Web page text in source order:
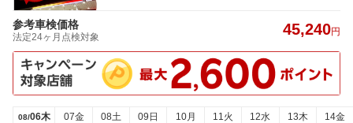
参考車検価格
法定24ヶ月点検対象 45,240円
08/06木 07金 08土 09日 10月 11火 12水 13木 14金